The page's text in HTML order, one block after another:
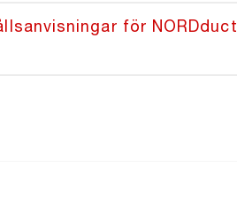
för NORDduct